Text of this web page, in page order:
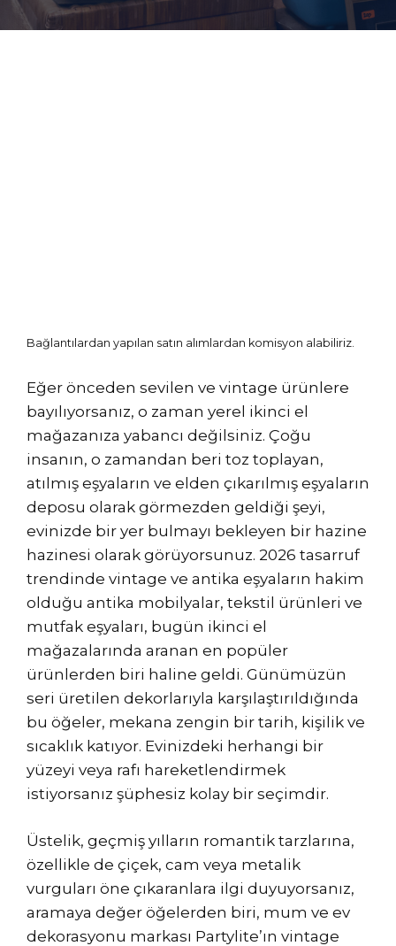
Bağlantılardan yapılan satın alımlardan komisyon alabiliriz.
Eğer önceden sevilen ve vintage ürünlere
bayılıyorsanız, o zaman yerel ikinci el
mağazanıza yabancı değilsiniz. Çoğu
insanın, o zamandan beri toz toplayan,
atılmış eşyaların ve elden çıkarılmış eşyaların
deposu olarak görmezden geldiği şeyi,
evinizde bir yer bulmayı bekleyen bir hazine
hazinesi olarak görüyorsunuz. 2026 tasarruf
trendinde vintage ve antika eşyaların hakim
olduğu antika mobilyalar, tekstil ürünleri ve
mutfak eşyaları, bugün ikinci el
mağazalarında aranan en popüler
ürünlerden biri haline geldi. Günümüzün
seri üretilen dekorlarıyla karşılaştırıldığında
bu öğeler, mekana zengin bir tarih, kişilik ve
sıcaklık katıyor. Evinizdeki herhangi bir
yüzeyi veya rafı hareketlendirmek
istiyorsanız şüphesiz kolay bir seçimdir.
Üstelik, geçmiş yılların romantik tarzlarına,
özellikle de çiçek, cam veya metalik
vurguları öne çıkaranlara ilgi duyuyorsanız,
aramaya değer öğelerden biri, mum ve ev
dekorasyonu markası Partylite’ın vintage